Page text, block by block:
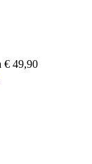
€ 49,90